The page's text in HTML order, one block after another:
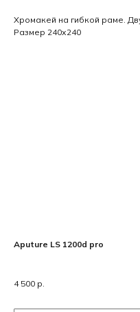
Хромакей на гибкой раме.
Размер 240х240
Aputure LS 1200d pro
4 500 р.